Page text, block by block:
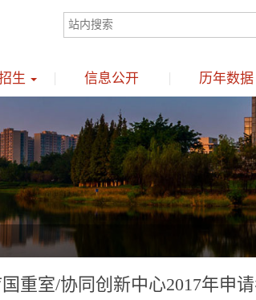
生 信息公开 历年数据
重室/协同创新中心2017年申